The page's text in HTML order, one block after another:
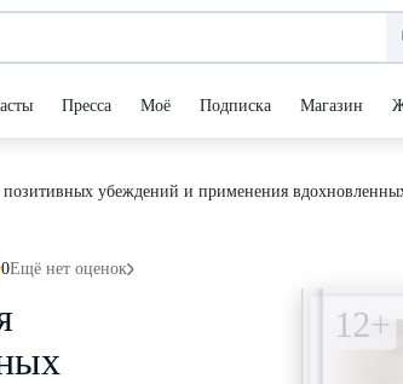
Пресса Моё Подписка Магазин
убеждений и применения
0Ещё нет оценок